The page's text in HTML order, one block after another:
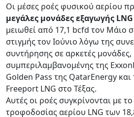
Οι μέσες ροές φυσικού αερίου
μεγάλες μονάδες εξαγωγής LNG
μειωθεί από 17,1 bcfd τον Μάιο
στιγμής τον Ιούνιο λόγω της
συντήρησης σε αρκετές μονάδες,
συμπεριλαμβανομένης της
Golden Pass της QatarEnergy
Freeport LNG στο Τέξας.
Αυτές οι ροές συγκρίνονται με
τροφοδοσίας αερίου LNG των